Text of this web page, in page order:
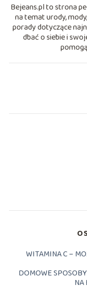
Bejeans.pl to strona
na temat urody,
porady dotyczące
dbać o siebie i
WITAMINA C –
DOMOWE
NA